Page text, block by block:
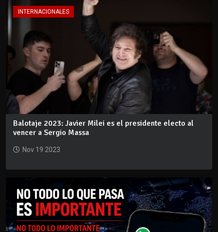
INTERNACIONALES
Balotaje 2023: Javier Milei es el presidente electo al
vencer a Sergio Massa
Nov 19 2023